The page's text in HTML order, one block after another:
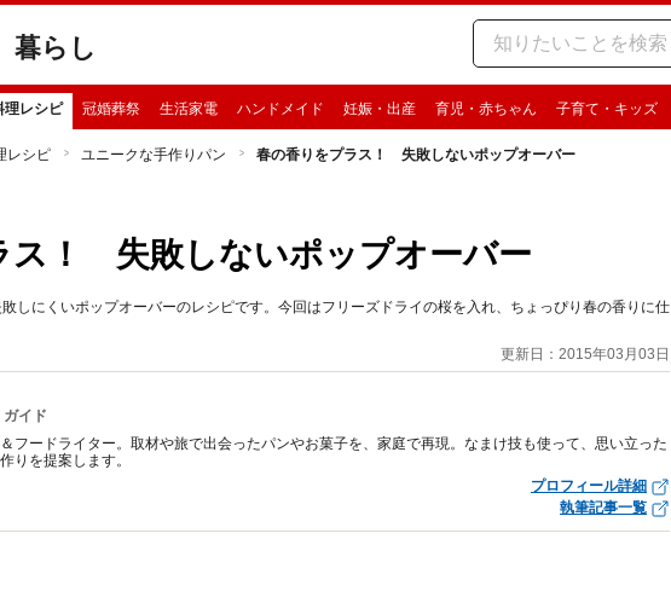
暮らし
理レシピ 冠婚葬祭 生活家電 ハンドメイド 妊娠・出産 育児・赤ちゃん 子育て・キッズ
レシピ ユニークな手作りパン 春の香りをプラス！ 失敗しないポップオーバー
ス！ 失敗しないポップオーバー
しにくいポップオーバーのレシピです。今回はフリーズドライの桜を入れ、ちょっぴり春の香りに仕
更新日：2015年03月03日
イド
フードライター。取材や旅で出会ったパンやお菓子を、家庭で再現。なまけ技も使って、思い立った
りを提案します。
プロフィール詳細
執筆記事一覧